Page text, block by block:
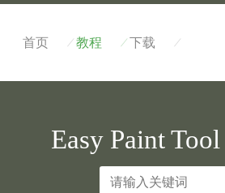
首页 /教程 /下载 /
Easy Paint